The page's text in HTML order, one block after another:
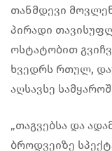
თანმდევი
პირადი
ოსტატობით
ხვედრს რთულ,
აღსავსე
„თაგვებსა და
ბროდვეიზე